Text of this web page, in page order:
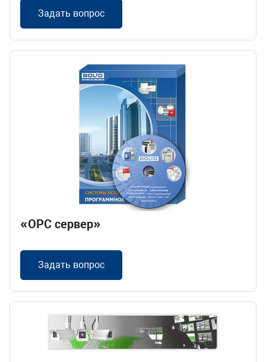
Задать вопрос
«OPC сервер»
Задать вопрос